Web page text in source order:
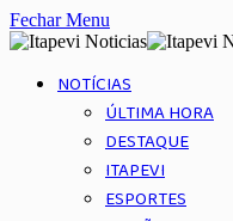
Fechar Menu
NOTÍCIAS
ÚLTIMA HORA
DESTAQUE
ITAPEVI
ESPORTES